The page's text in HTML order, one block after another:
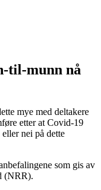
til-munn nå
mye med deltakere
etter at Covid-19
nei på dette
som gis av
(NRR).